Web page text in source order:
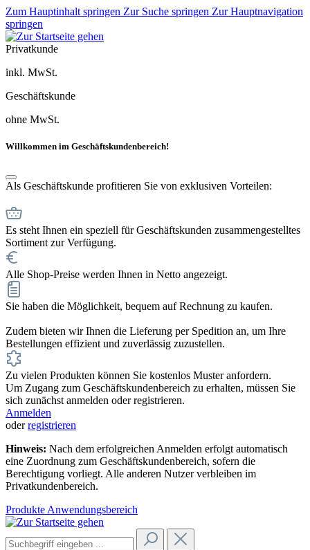
Zum Hauptinhalt springen Zur Suche springen Zur Hauptnavigation
springen
Privatkunde
inkl. MwSt.
Geschäftskunde
ohne MwSt.
Willkommen im Geschäftskundenbereich!
Als Geschäftskunde profitieren Sie von exklusiven Vorteilen:
Es steht Ihnen ein speziell für Geschäftskunden zusammengestelltes
Sortiment zur Verfügung.
Alle Shop-Preise werden Ihnen in Netto angezeigt.
Sie haben die Möglichkeit, bequem auf Rechnung zu kaufen.
Zudem bieten wir Ihnen die Lieferung per Spedition an, um Ihre
Bestellungen effizient und zuverlässig zuzustellen.
Zu vielen Produkten können Sie kostenlos Muster anfordern.
Um Zugang zum Geschäftskundenbereich zu erhalten, müssen Sie
sich zunächst anmelden oder registrieren.
Anmelden
oderregistrieren
Hinweis: Nach dem erfolgreichen Anmelden erfolgt automatisch
eine Zuordnung zum Geschäftskundenbereich, sofern die
Berechtigung vorliegt. Alle anderen Nutzer verbleiben im
Privatkundenbereich.
Produkte Anwendungsbereich